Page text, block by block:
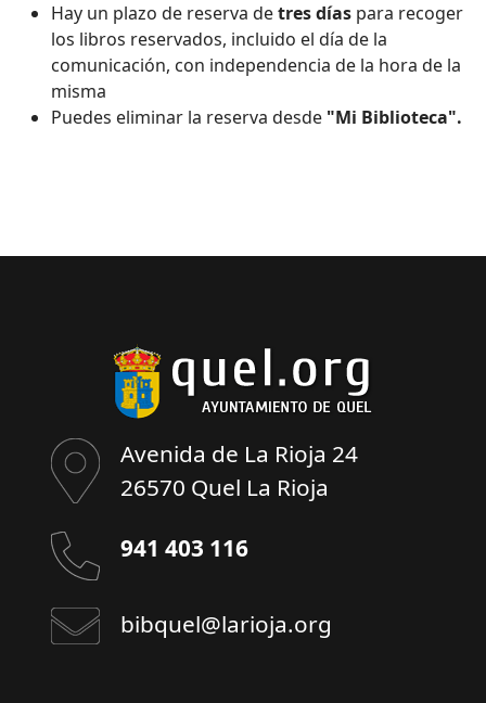
Hay un plazo de reserva detres días para recoger
los libros reservados, incluido el día de la
comunicación, con independencia de la hora de la
misma
Puedes eliminar la reserva desde "Mi Biblioteca".
Avenida de La Rioja 24
26570 Quel La Rioja
941 403 116
bibquel@larioja.org